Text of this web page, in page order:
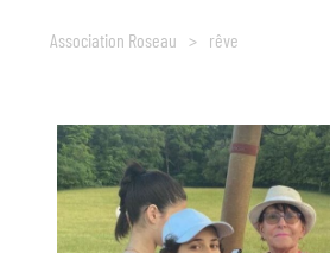
Association Roseau > rêve